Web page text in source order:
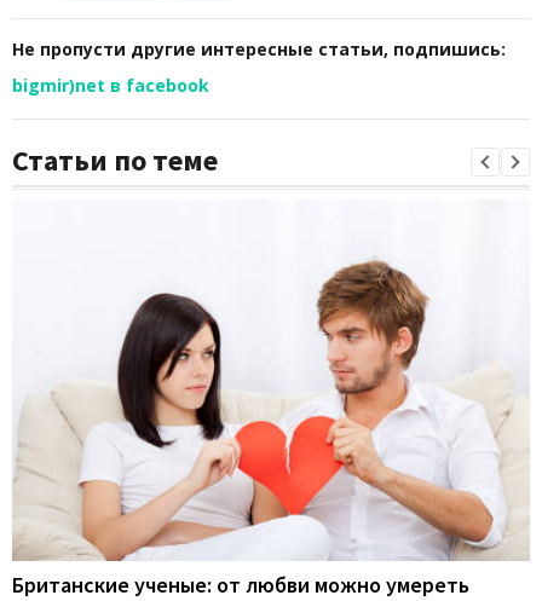
Не пропусти другие интересные статьи, подпишись:
bigmir)net в facebook
Статьи по теме
Британские ученые: от любви можно умереть